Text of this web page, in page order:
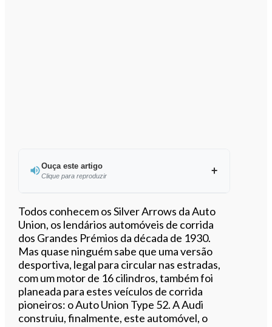
Ouça este artigo
Clique para reproduzir
Ouvir este artigo
Todos conhecem os Silver Arrows da Auto
Union, os lendários automóveis de corrida
dos Grandes Prémios da década de 1930.
Mas quase ninguém sabe que uma versão
desportiva, legal para circular nas estradas,
com um motor de 16 cilindros, também foi
planeada para estes veículos de corrida
pioneiros: o Auto Union Type 52. A Audi
construiu, finalmente, este automóvel, o